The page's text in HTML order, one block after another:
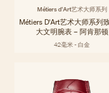
Métiers d'Art艺术大师系列
Métiers D'Art艺术大师系列
大文明腕表 – 阿肯那顿
42毫米 - 白金